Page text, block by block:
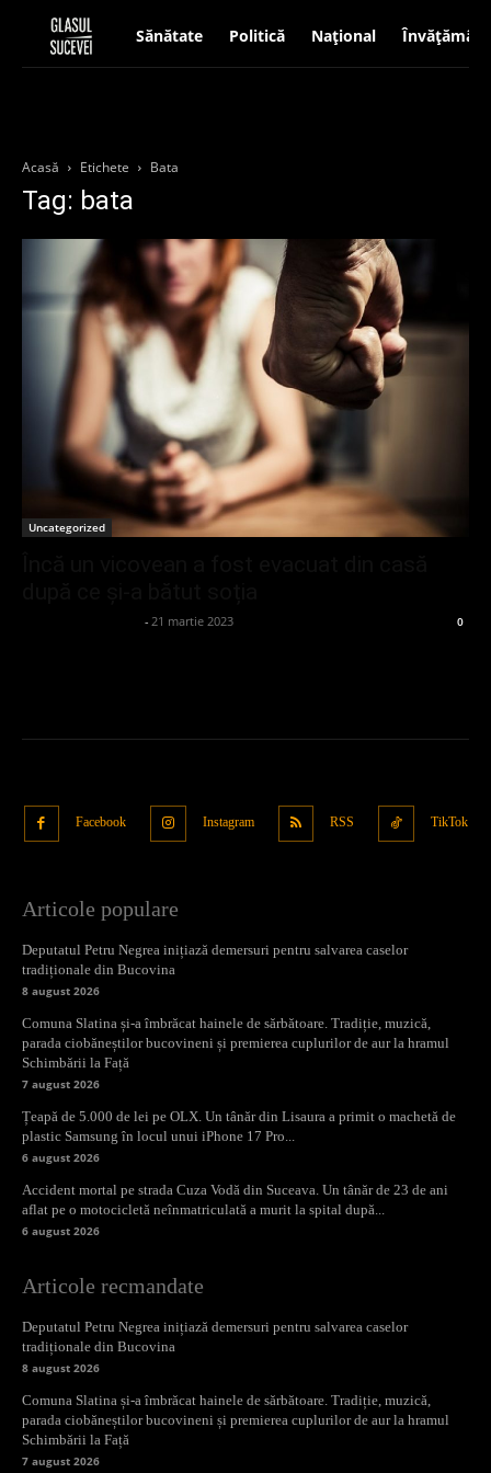
Sănătate Politică Național Învățământ
Acasă Etichete Bata
Tag: bata
Uncategorized
- 21 martie 2023 0
Facebook Instagram RSS TikTok
Articole populare
Deputatul Petru Negrea inițiază demersuri pentru salvarea caselor
tradiționale din Bucovina
8 august 2026
Comuna Slatina și-a îmbrăcat hainele de sărbătoare. Tradiție, muzică,
parada ciobăneștilor bucovineni și premierea cuplurilor de aur la hramul
Schimbării la Față
7 august 2026
Țeapă de 5.000 de lei pe OLX. Un tânăr din Lisaura a primit o machetă de
plastic Samsung în locul unui iPhone 17 Pro...
6 august 2026
Accident mortal pe strada Cuza Vodă din Suceava. Un tânăr de 23 de ani
aflat pe o motocicletă neînmatriculată a murit la spital după...
6 august 2026
Articole recmandate
Deputatul Petru Negrea inițiază demersuri pentru salvarea caselor
tradiționale din Bucovina
8 august 2026
Comuna Slatina și-a îmbrăcat hainele de sărbătoare. Tradiție, muzică,
parada ciobăneștilor bucovineni și premierea cuplurilor de aur la hramul
Schimbării la Față
7 august 2026